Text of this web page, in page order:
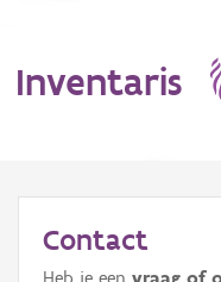
Inventaris
Contact